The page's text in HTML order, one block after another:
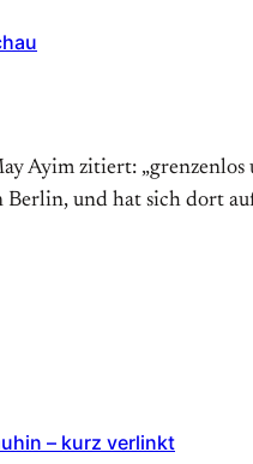
Ayim zitiert:
und hat sich dort
– kurz verlinkt